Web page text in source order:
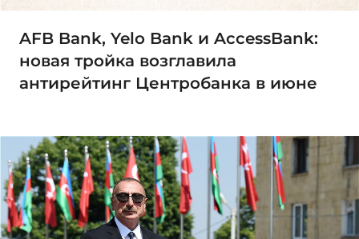
AFB Bank, Yelo Bank и AccessBank:
новая тройка возглавила
антирейтинг Центробанка в июне